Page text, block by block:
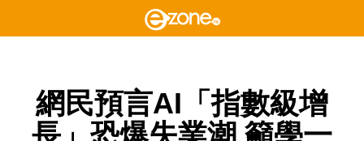
網民預言AI「指數級增